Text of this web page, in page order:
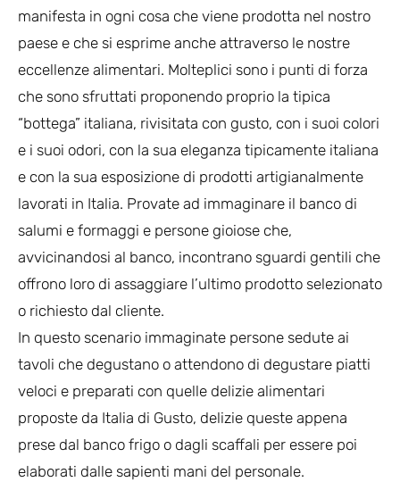
manifesta in ogni cosa che viene prodotta nel nostro
paese e che si esprime anche attraverso le nostre
eccellenze alimentari. Molteplici sono i punti di forza
che sono sfruttati proponendo proprio la tipica
“bottega” italiana, rivisitata con gusto, con i suoi colori
e i suoi odori, con la sua eleganza tipicamente italiana
e con la sua esposizione di prodotti artigianalmente
lavorati in Italia. Provate ad immaginare il banco di
salumi e formaggi e persone gioiose che,
avvicinandosi al banco, incontrano sguardi gentili che
offrono loro di assaggiare l’ultimo prodotto selezionato
o richiesto dal cliente.
In questo scenario immaginate persone sedute ai
tavoli che degustano o attendono di degustare piatti
veloci e preparati con quelle delizie alimentari
proposte da Italia di Gusto, delizie queste appena
prese dal banco frigo o dagli scaffali per essere poi
elaborati dalle sapienti mani del personale.